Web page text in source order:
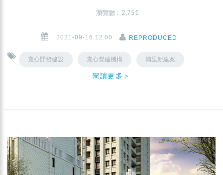
瀏覽數 : 2,751
2021-09-16 12:00 REPRODUCED
寬心開發建設 寬心營建機構 埔里新建案
閱讀更多＞